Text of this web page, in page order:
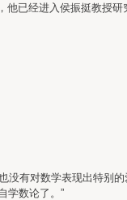
已经进入侯振挺教授
有对数学表现出特别的
学数论了。”